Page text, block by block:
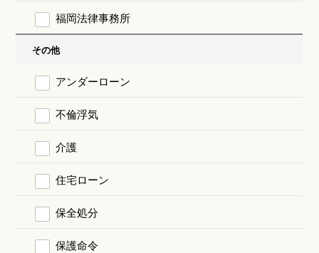
福岡法律事務所
その他
アンダーローン
不倫浮気
介護
住宅ローン
保全処分
保護命令